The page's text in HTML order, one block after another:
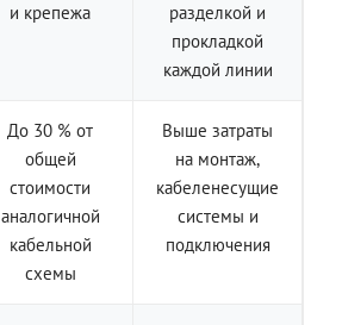
и крепежа
разделкой и
прокладкой
каждой линии
До 30 % от
общей
стоимости
аналогичной
кабельной
схемы
Выше затраты
на монтаж,
кабеленесущие
системы и
подключения